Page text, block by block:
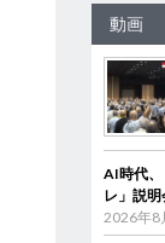
動画
AI時代
レ」説
2026年8